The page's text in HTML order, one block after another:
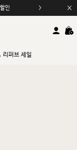
인
리퍼브 세일